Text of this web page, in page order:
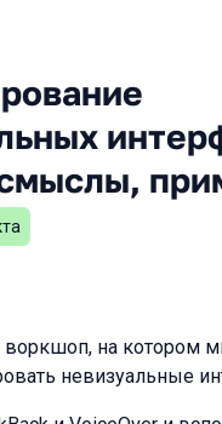
воркшоп, на котором
невизуальные